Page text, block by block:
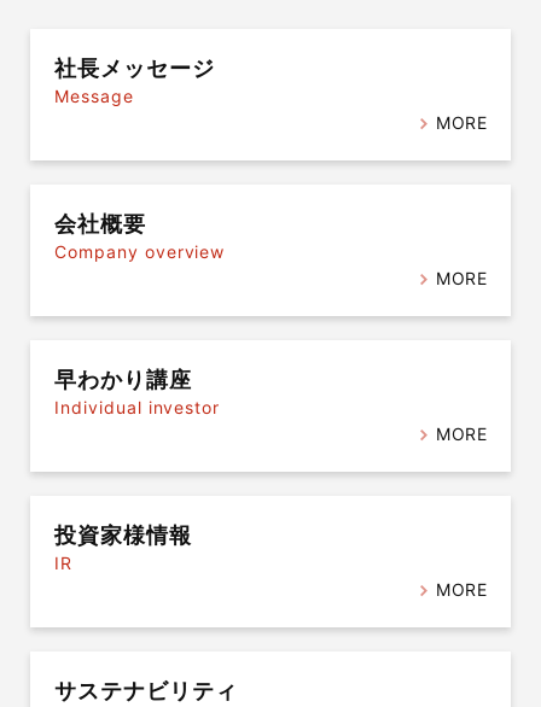
社長メッセージ
Message
MORE
会社概要
Company overview
MORE
早わかり講座
Individual investor
MORE
投資家様情報
IR
MORE
サステナビリティ